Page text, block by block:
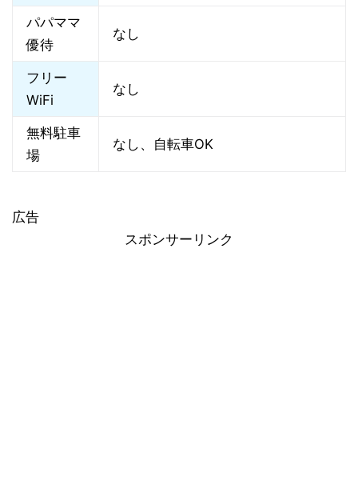
パパママ
優待
なし
フリー
WiFi
なし
無料駐車
場
なし、自転車OK
広告
スポンサーリンク